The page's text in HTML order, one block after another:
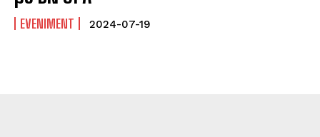
EVENIMENT 2024-07-19